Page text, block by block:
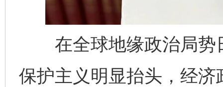
在全球地缘政治局势
保护主义明显抬头，经